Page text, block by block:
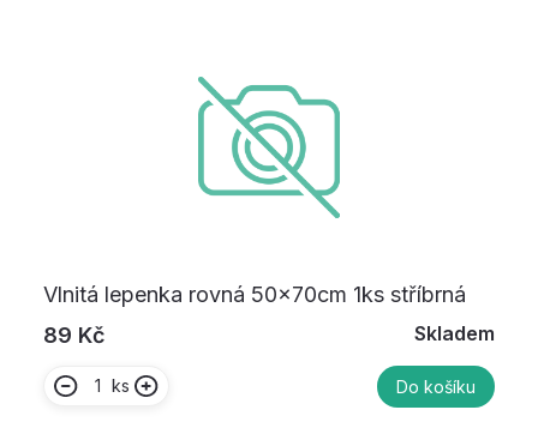
Vlnitá lepenka rovná 50x70cm 1ks stříbrná
89 Kč
Skladem
ks Do košíku